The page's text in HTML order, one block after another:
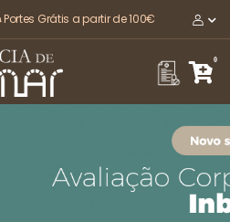
O melhor, pela sua saúde e bem-estar
Portes Grátis a partir de 100€
0